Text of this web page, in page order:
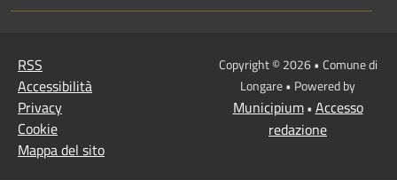
RSS
Accessibilità
Privacy
Cookie
Mappa del sito
Copyright © 2026 • Comune di
Longare • Powered by
Municipium• Accesso
redazione